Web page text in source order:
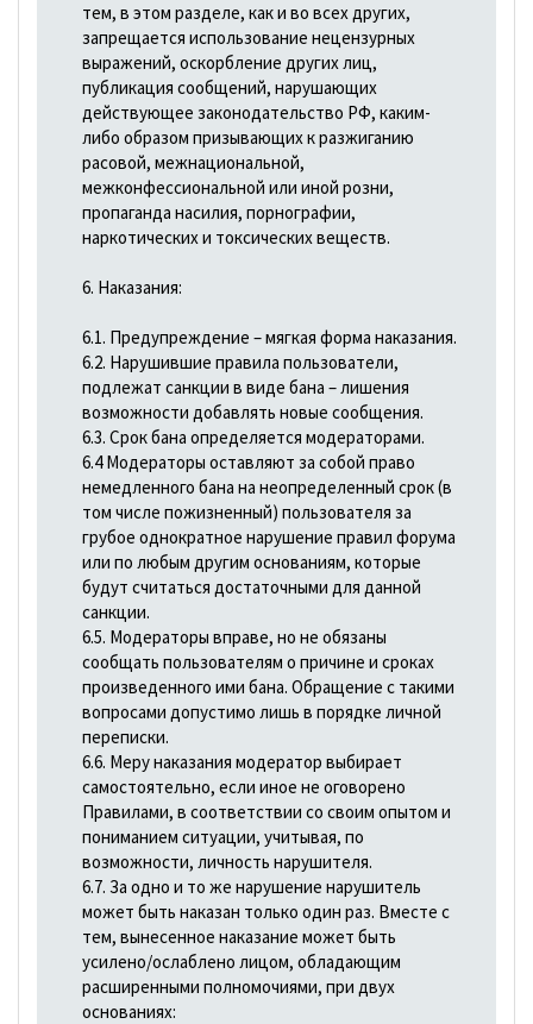
тем, в этом разделе, как и во всех других,
запрещается использование нецензурных
выражений, оскорбление других лиц,
публикация сообщений, нарушающих
действующее законодательство РФ, каким-
либо образом призывающих к разжиганию
расовой, межнациональной,
межконфессиональной или иной розни,
пропаганда насилия, порнографии,
наркотических и токсических веществ.
6. Наказания:
6.1. Предупреждение – мягкая форма наказания.
6.2. Нарушившие правила пользователи,
подлежат санкции в виде бана – лишения
возможности добавлять новые сообщения.
6.3. Срок бана определяется модераторами.
6.4 Модераторы оставляют за собой право
немедленного бана на неопределенный срок (в
том числе пожизненный) пользователя за
грубое однократное нарушение правил форума
или по любым другим основаниям, которые
будут считаться достаточными для данной
санкции.
6.5. Модераторы вправе, но не обязаны
сообщать пользователям о причине и сроках
произведенного ими бана. Обращение с такими
вопросами допустимо лишь в порядке личной
переписки.
6.6. Меру наказания модератор выбирает
самостоятельно, если иное не оговорено
Правилами, в соответствии со своим опытом и
пониманием ситуации, учитывая, по
возможности, личность нарушителя.
6.7. За одно и то же нарушение нарушитель
может быть наказан только один раз. Вместе с
тем, вынесенное наказание может быть
усилено/ослаблено лицом, обладающим
расширенными полномочиями, при двух
основаниях: